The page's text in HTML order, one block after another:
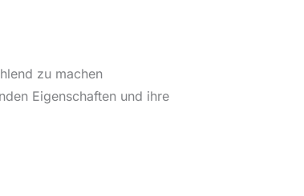
zu machen
Eigenschaften und ihre